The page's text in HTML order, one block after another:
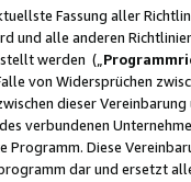
Fassung aller
und alle anderen
werden („
von Widersprüchen
dieser
verbundenen
Programm. Diese
dar und ersetzt